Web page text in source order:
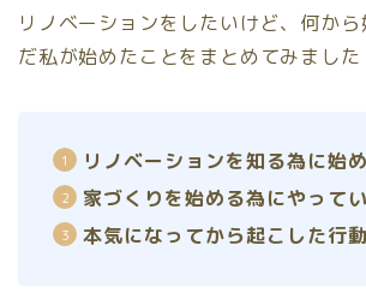
リノベーションをしたいけど、何か
だ私が始めたことをまとめてみました
リノベーションを知る為に始
家づくりを始める為にやって
本気になってから起こした行動